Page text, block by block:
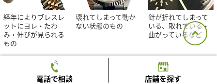
経年によりブレスレ
ットにヨレ・たわ
み・伸びが見られる
もの
壊れてしまって動か
ない状態のもの
針が折れてしまって
いる、取れている・
曲がっているなど
ロレックスの
電話で相談 店舗を探す